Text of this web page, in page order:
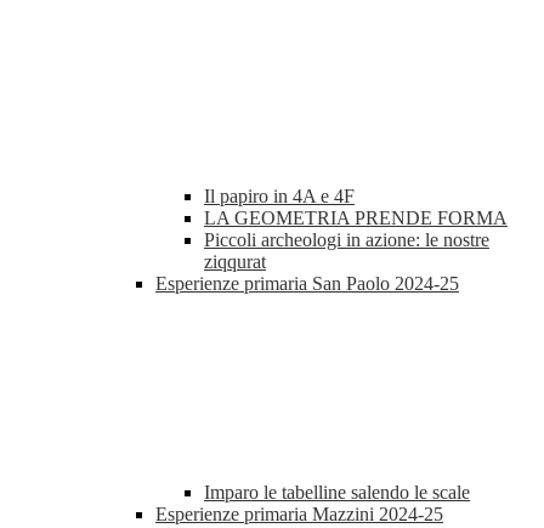
Il papiro in 4A e 4F
LA GEOMETRIA PRENDE FORMA
Piccoli archeologi in azione: le nostre
ziqqurat
Esperienze primaria San Paolo 2024-25
Imparo le tabelline salendo le scale
Esperienze primaria Mazzini 2024-25